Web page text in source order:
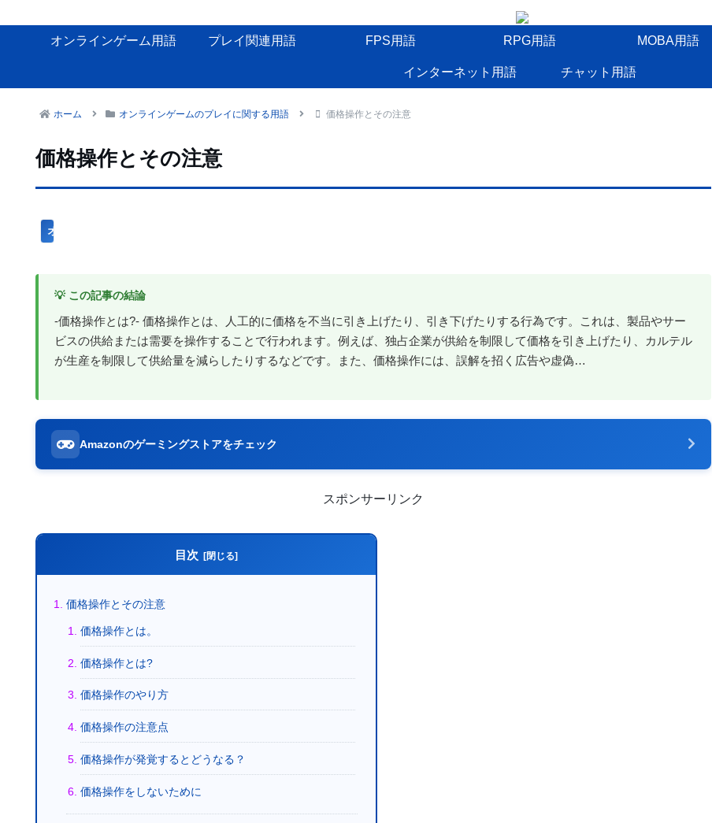
オンラインゲーム用語 プレイ関連用語 FPS用語 RPG用語 MOBA用語
インターネット用語 チャット用語
ホーム オンラインゲームのプレイに関する用語 価格操作とその注意
価格操作とその注意
オンラインゲームのプレイに関する用語
💡 この記事の結論
-価格操作とは?- 価格操作とは、人工的に価格を不当に引き上げたり、引き下げたりする行為です。これは、製品やサー
ビスの供給または需要を操作することで行われます。例えば、独占企業が供給を制限して価格を引き上げたり、カルテル
が生産を制限して供給量を減らしたりするなどです。また、価格操作には、誤解を招く広告や虚偽…
Amazonのゲーミングストアをチェック
スポンサーリンク
目次
価格操作とその注意
価格操作とは。
価格操作とは?
価格操作のやり方
価格操作の注意点
価格操作が発覚するとどうなる？
価格操作をしないために